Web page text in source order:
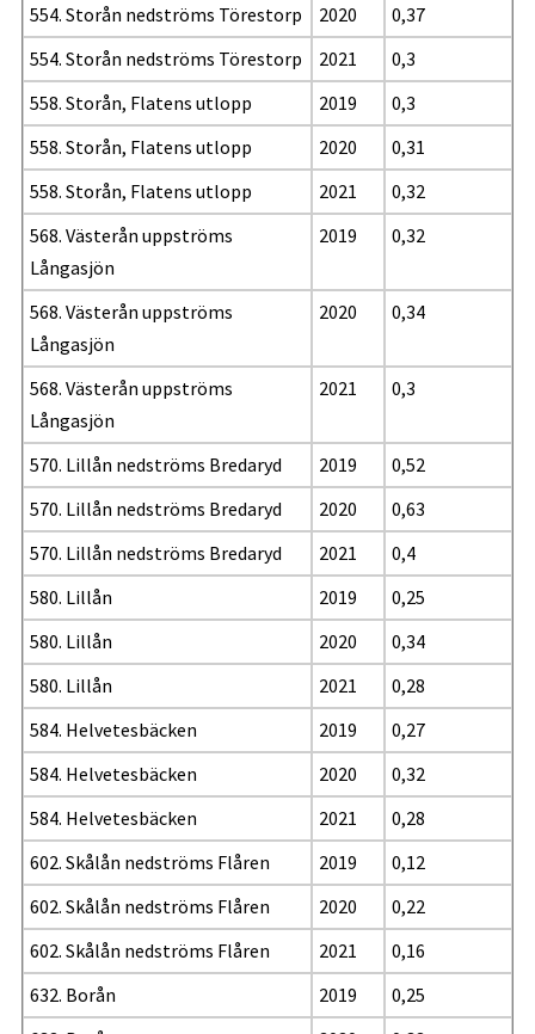
554. Storån nedströms Törestorp
2020
0,37
554. Storån nedströms Törestorp
2021
0,3
558. Storån, Flatens utlopp
2019
0,3
558. Storån, Flatens utlopp
2020
0,31
558. Storån, Flatens utlopp
2021
0,32
568. Västerån uppströms
Långasjön
2019 0,32
568. Västerån uppströms
Långasjön
2020 0,34
568. Västerån uppströms
Långasjön
2021 0,3
570. Lillån nedströms Bredaryd 2019
0,52
570. Lillån nedströms Bredaryd
2020
0,63
570. Lillån nedströms Bredaryd
2021
0,4
580. Lillån
2019
0,25
580. Lillån
2020
0,34
580. Lillån
2021
0,28
584. Helvetesbäcken
2019
0,27
584. Helvetesbäcken
2020
0,32
584. Helvetesbäcken
2021
0,28
602. Skålån nedströms Flåren
2019
0,12
602. Skålån nedströms Flåren
2020
0,22
602. Skålån nedströms Flåren
2021
0,16
632. Borån
2019
0,25